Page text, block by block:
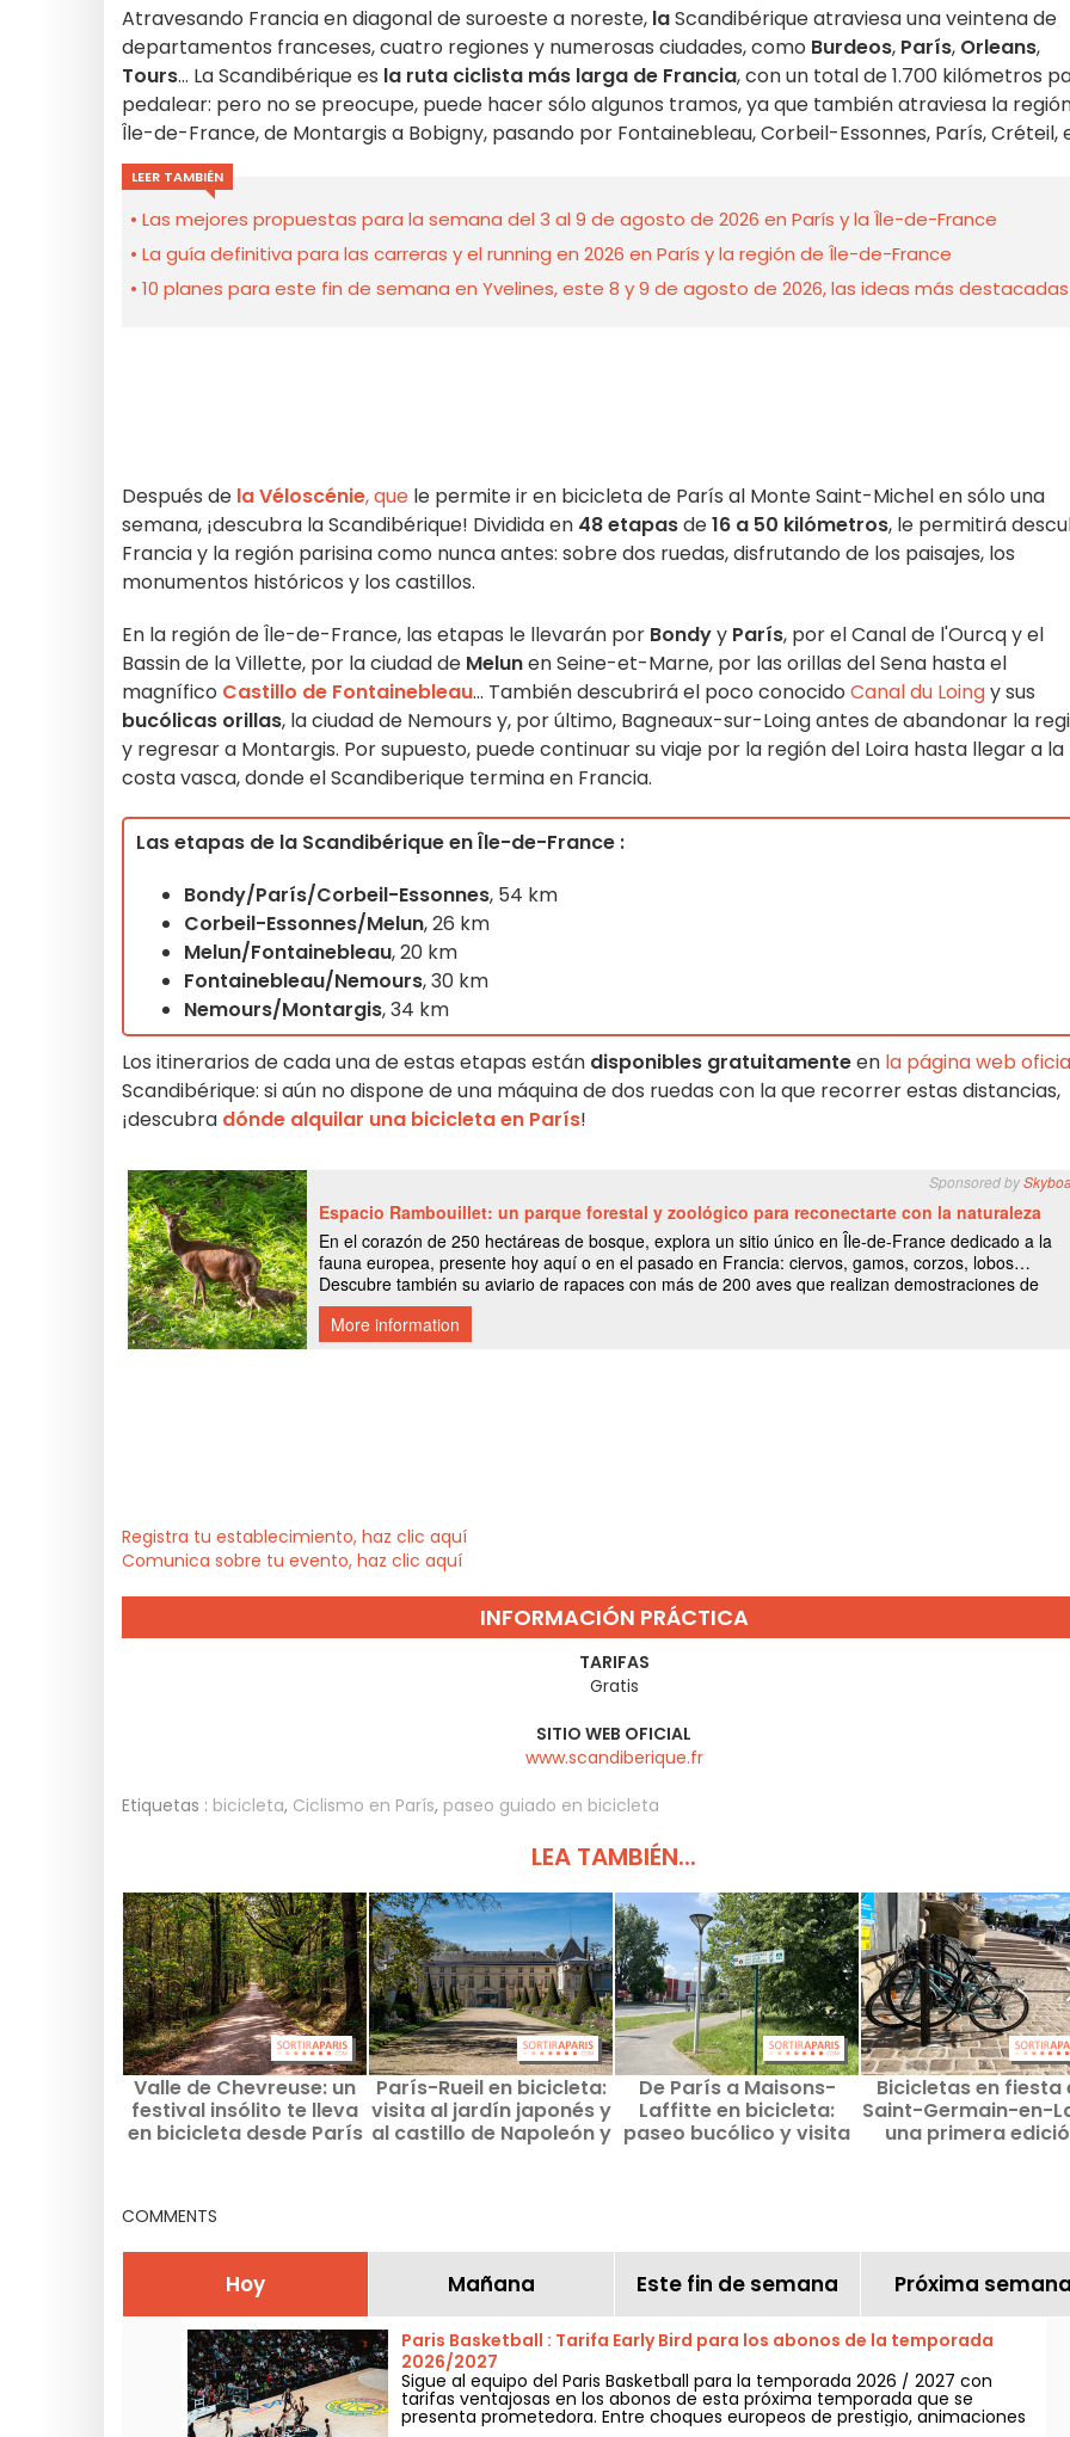
Atravesando Francia en diagonal de suroeste a noreste, laScandibérique atraviesa una veintena de
departamentos franceses, cuatro regiones y numerosas ciudades, como Burdeos, París, Orleans,
Tours... La Scandibérique es la ruta ciclista más larga de Francia, con un total de 1.700 kilómetros
pedalear: pero no se preocupe, puede hacer sólo algunos tramos, ya que también atraviesa la
Île-de-France, de Montargis a Bobigny, pasando por Fontainebleau, Corbeil-Essonnes, París, Créteil,
LEER TAMBIÉN
Las mejores propuestas para la semana del 3 al 9 de agosto de 2026 en París y la Île-de-France
La guía definitiva para las carreras y el running en 2026 en París y la región de Île-de-France
10 planes para este fin de semana en Yvelines, este 8 y 9 de agosto de 2026, las ideas más destacadas
Después de la Véloscénie, que le permite ir en bicicleta de París al Monte Saint-Michel en sólo una
semana, ¡descubra la Scandibérique! Dividida en 48 etapasde16 a 50 kilómetros, le permitirá
Francia y la región parisina como nunca antes: sobre dos ruedas, disfrutando de los paisajes, los
monumentos históricos y los castillos.
En la región de Île-de-France, las etapas le llevarán por Bondyy París, por el Canal de l'Ourcq y el
Bassin de la Villette, por la ciudad de Melunen Seine-et-Marne, por las orillas del Sena hasta el
magnífico Castillo de Fontainebleau... También descubrirá el poco conocido Canal du Loingy sus
bucólicas orillas, la ciudad de Nemours y, por último, Bagneaux-sur-Loing antes de abandonar la
y regresar a Montargis. Por supuesto, puede continuar su viaje por la región del Loira hasta llegar a la
costa vasca, donde el Scandiberique termina en Francia.
Las etapas de la Scandibérique en Île-de-France :
Bondy/París/Corbeil-Essonnes, 54 km
Corbeil-Essonnes/Melun, 26 km
Melun/Fontainebleau, 20 km
Fontainebleau/Nemours, 30 km
Nemours/Montargis, 34 km
Los itinerarios de cada una de estas etapas están disponibles gratuitamenteen la página web
Scandibérique: si aún no dispone de una máquina de dos ruedas con la que recorrer estas distancias,
¡descubra dónde alquilar una bicicleta en París!
Registra tu establecimiento, haz clic aquí
Comunica sobre tu evento, haz clic aquí
INFORMACIÓN PRÁCTICA
TARIFAS
Gratis
SITIO WEB OFICIAL
www.scandiberique.fr
Etiquetas : bicicleta, Ciclismo en París, paseo guiado en bicicleta
LEA TAMBIÉN...
Valle de Chevreuse: un
festival insólito te lleva
en bicicleta desde París
París-Rueil en bicicleta:
visita al jardín japonés y
al castillo de Napoleón y
De París a Maisons-
Laffitte en bicicleta:
paseo bucólico y visita
Bicicletas en fiesta
Saint-Germain-en-
una primera
COMMENTS
Hoy Mañana Este fin de semana Próxima
Paris Basketball : Tarifa Early Bird para los abonos de la temporada
2026/2027
Sigue al equipo del Paris Basketball para la temporada 2026 / 2027 con
tarifas ventajosas en los abonos de esta próxima temporada que se
presenta prometedora. Entre choques europeos de prestigio, animaciones